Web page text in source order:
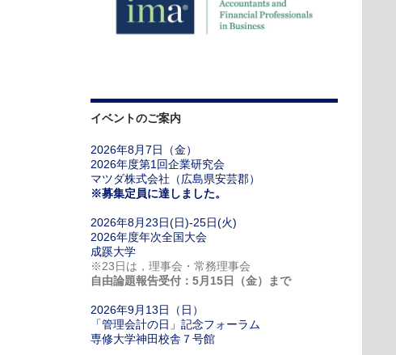
イベントのご案内
2026年8月7日（金）
2026年度第1回企業研究会
マツダ株式会社（広島県安芸郡）
※募集定員に達しました。
2026年8月23日(日)-25日(火)
2026年度年次全国大会
成蹊大学
※23日は，理事会・常務理事会
自由論題報告受付：5月15日（金）まで
2026年9月13日（日）
「管理会計の日」記念フォーラム
専修大学神田校舎７号館